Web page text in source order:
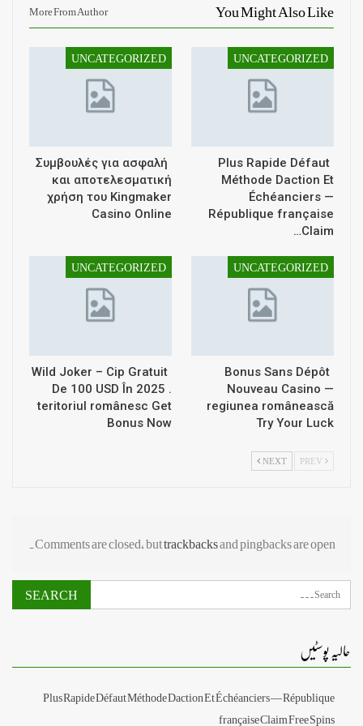
You Might Also Like
More From Author
UNCATEGORIZED
Plus Rapide Défaut
Méthode Daction Et
Échéanciers —
République française
Claim…
UNCATEGORIZED
Συμβουλές για ασφαλή
και αποτελεσματική
χρήση του Kingmaker
Casino Online
UNCATEGORIZED
Bonus Sans Dépôt
Nouveau Casino —
regiunea românească
Try Your Luck
UNCATEGORIZED
Wild Joker – Cip Gratuit
De 100 USD În 2025 .
teritoriul românesc Get
Bonus Now
NEXT
Comments are closed, buttrackbacksand pingbacks are open.
حالیہ پوسٹیں
Plus Rapide Défaut Méthode Daction Et Échéanciers — République
française Claim Free Spins